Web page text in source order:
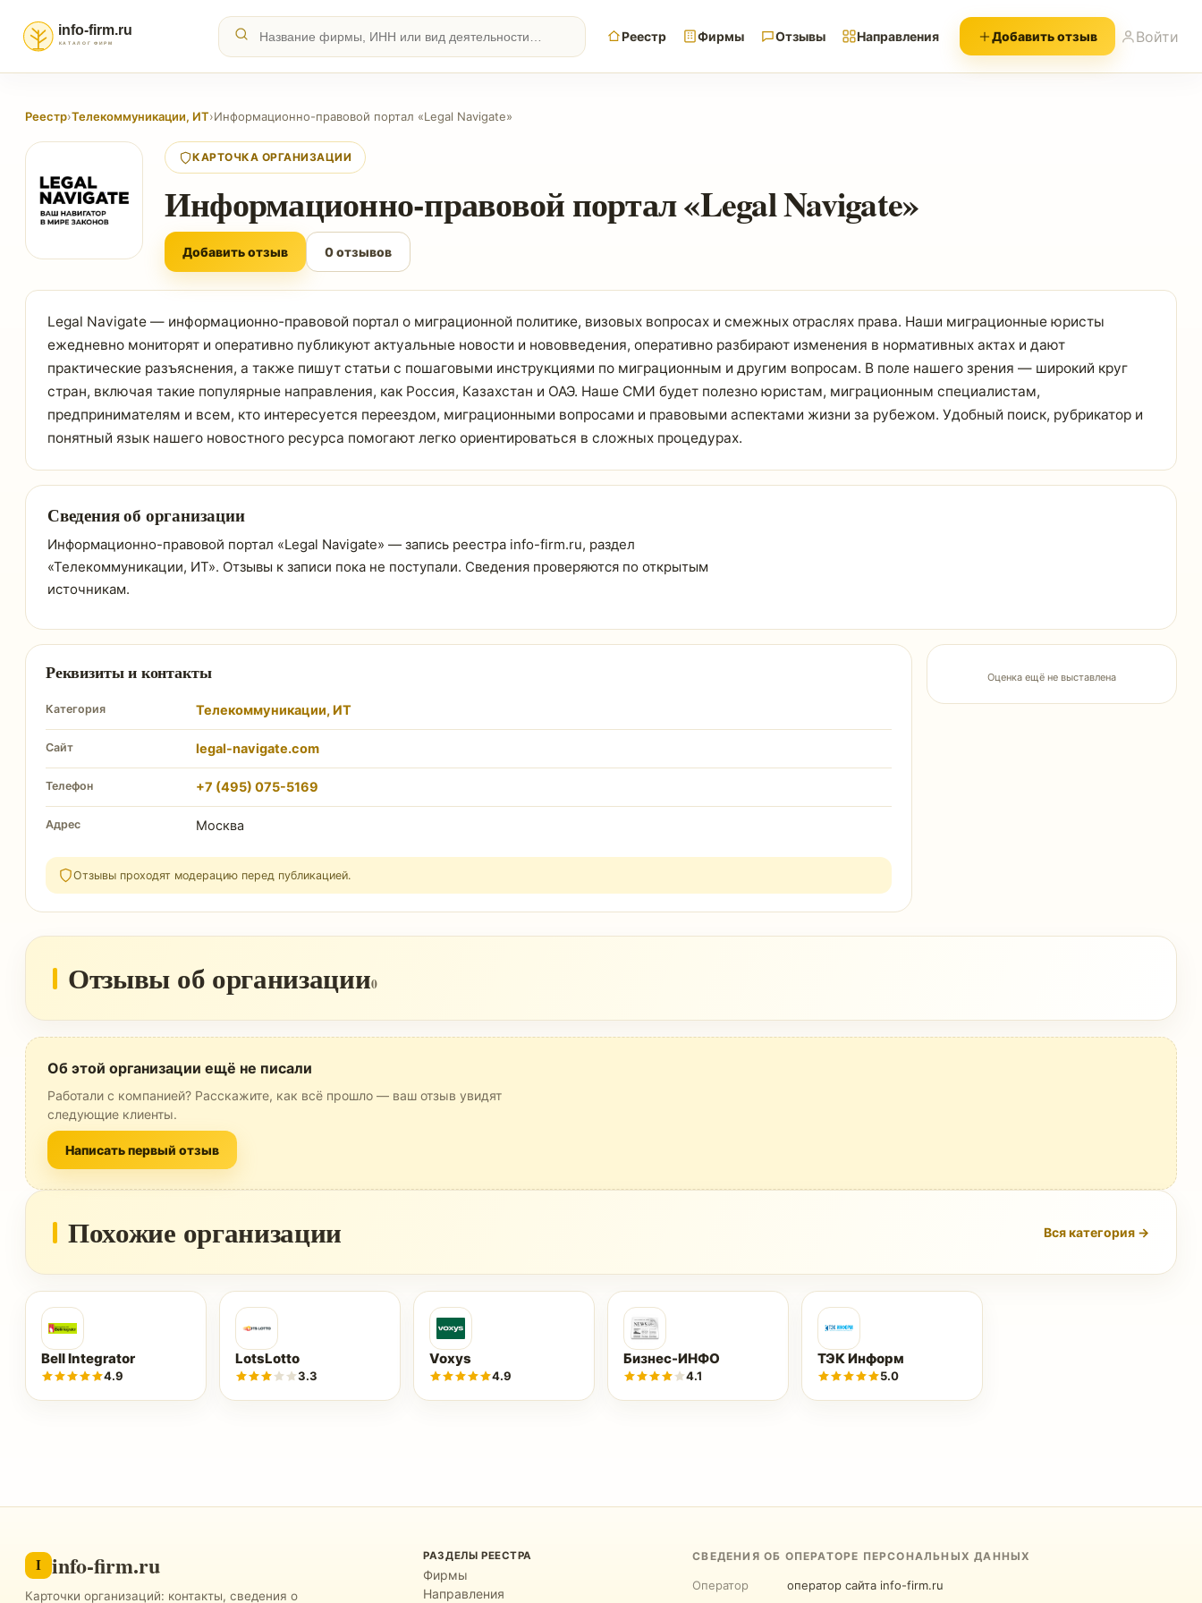
Реестр Фирмы Отзывы Направления Добавить отзыв Войти
Реестр›Телекоммуникации, ИТ›Информационно-правовой портал «Legal Navigate»
КАРТОЧКА ОРГАНИЗАЦИИ
Информационно-правовой портал «Legal Navigate»
Добавить отзыв 0 отзывов
Legal Navigate — информационно-правовой портал о миграционной политике, визовых вопросах и смежных отраслях права. Наши миграционные юристы
ежедневно мониторят и оперативно публикуют актуальные новости и нововведения, оперативно разбирают изменения в нормативных актах и дают
практические разъяснения, а также пишут статьи с пошаговыми инструкциями по миграционным и другим вопросам. В поле нашего зрения — широкий круг
стран, включая такие популярные направления, как Россия, Казахстан и ОАЭ. Наше СМИ будет полезно юристам, миграционным специалистам,
предпринимателям и всем, кто интересуется переездом, миграционными вопросами и правовыми аспектами жизни за рубежом. Удобный поиск, рубрикатор и
понятный язык нашего новостного ресурса помогают легко ориентироваться в сложных процедурах.
Сведения об организации
Информационно-правовой портал «Legal Navigate» — запись реестра info-firm.ru, раздел
«Телекоммуникации, ИТ». Отзывы к записи пока не поступали. Сведения проверяются по открытым
источникам.
Реквизиты и контакты
Категория Телекоммуникации, ИТ
Сайт legal-navigate.com
Телефон +7 (495) 075-5169
Адрес Москва
Отзывы проходят модерацию перед публикацией.
Оценка ещё не выставлена
Отзывы об организации0
Об этой организации ещё не писали
Работали с компанией? Расскажите, как всё прошло — ваш отзыв увидят
следующие клиенты.
Написать первый отзыв
Похожие организации Вся категория →
Bell Integrator
4.9
LotsLotto
3.3
Voxys
4.9
Бизнес-ИНФО
4.1
ТЭК Информ
5.0
I info-firm.ru
Карточки организаций: контакты, сведения о
РАЗДЕЛЫ РЕЕСТРА
Фирмы
Направления
СВЕДЕНИЯ ОБ ОПЕРАТОРЕ ПЕРСОНАЛЬНЫХ ДАННЫХ
Оператор
оператор сайта info-firm.ru